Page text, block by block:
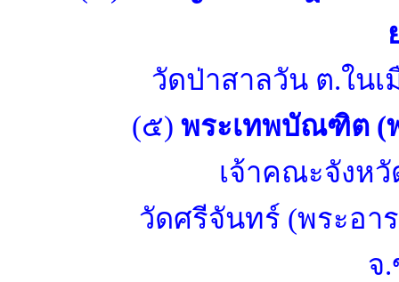
วัดป่าสาลวัน ต.ในเ
(๕) พระเทพบัณฑิต (
เจ้าคณะจังห
วัดศรีจันทร์ (พระอา
จ